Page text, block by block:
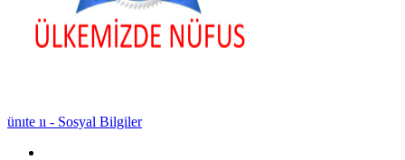
ünıte ıı - Sosyal Bilgiler